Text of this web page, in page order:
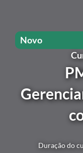
Duração do
Novo